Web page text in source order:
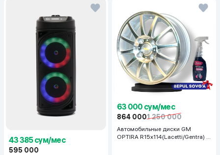
43 385 сум/мес
595 000
63 000 сум/мес
864 0001 250 000
Автомобильные диски GM
OPTIRA R15x114(Lacetti/Gentra) 1